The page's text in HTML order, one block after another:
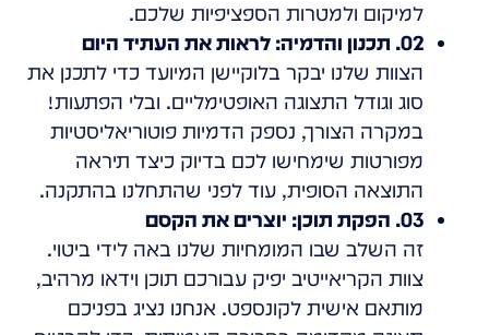
למיקום ולמטרות הספציפיות שלכם.
02. תכנון והדמיה: לראות את העתיד היום
הצוות שלנו יבקר בלוקיישן המיועד כדי לתכנן את
סוג וגודל התצוגה האופטימליים. ובלי הפתעות!
במקרה הצורך, נספק הדמיות פוטוריאליסטיות
מפורטות שימחישו לכם בדיוק כיצד תיראה
התוצאה הסופית, עוד לפני שהתחלנו בהתקנה.
03. הפקת תוכן: יוצרים את הקסם
זה השלב שבו המומחיות שלנו באה לידי ביטוי.
צוות הקריאייטיב יפיק עבורכם תוכן וידאו מרהיב,
מותאם אישית לקונספט. אנחנו נציג בפניכם